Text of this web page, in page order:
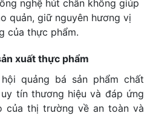
nghệ hút chân không giúp
quản, giữ nguyên hương vị
của thực phẩm.
xuất thực phẩm
quảng bá sản phẩm chất
tín thương hiệu và đáp ứng
của thị trường về an toàn và